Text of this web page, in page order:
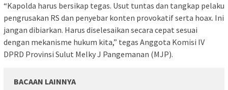
“Kapolda harus bersikap tegas. Usut tuntas dan tangkap pelaku
pengrusakan RS dan penyebar konten provokatif serta hoax. Ini
jangan dibiarkan. Harus diselesaikan secara cepat sesuai
dengan mekanisme hukum kita,” tegas Anggota Komisi IV
DPRD Provinsi Sulut Melky J Pangemanan (MJP).
BACAAN LAINNYA